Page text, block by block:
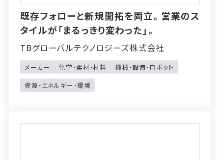
既存フォローと新規開拓を両立。営業のス
タイルが「まるっきり変わった」。
TBグローバルテクノロジーズ株式会社
メーカー 化学・素材・材料
機械・設備・ロボット
資源・エネルギー・環境